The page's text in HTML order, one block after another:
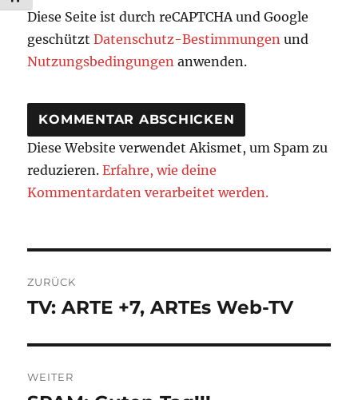
Diese Seite ist durch reCAPTCHA und Google
geschütztDatenschutz-Bestimmungen und
Nutzungsbedingungen anwenden.
Diese Website verwendet Akismet, um Spam zu
reduzieren.Erfahre, wie deine
Kommentardaten verarbeitet werden.
ZURÜCK
Vorheriger
TV: ARTE +7, ARTEs Web-TV
WEITER